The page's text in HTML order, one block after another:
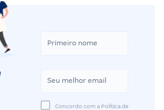
Concordo com a Política de